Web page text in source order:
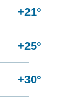
+21°
+25°
+30°